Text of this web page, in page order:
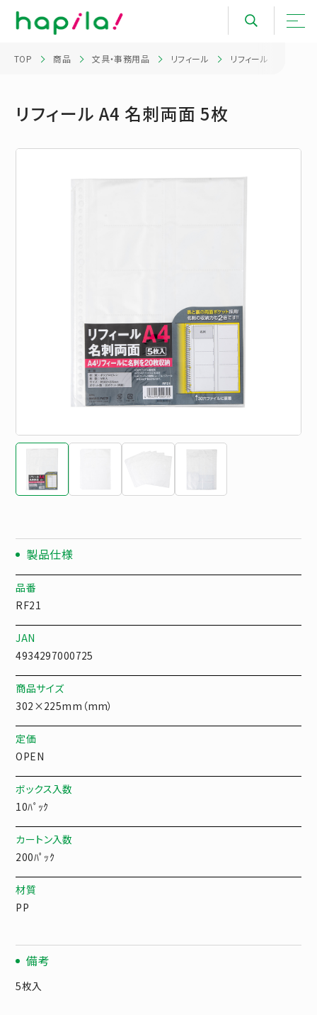
TOP 商品 文具・事務用品 リフィール リフィール A4 名刺両
リフィール A4 名刺両面 5枚
製品仕様
品番
RF21
JAN
4934297000725
商品サイズ
302×225mm（mm）
定価
OPEN
ボックス入数
10ﾊﾟｯｸ
カートン入数
200ﾊﾟｯｸ
材質
PP
備考
5枚入